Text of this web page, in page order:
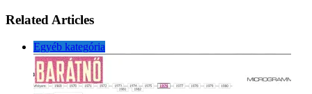
Related Articles
Egyéb kategória